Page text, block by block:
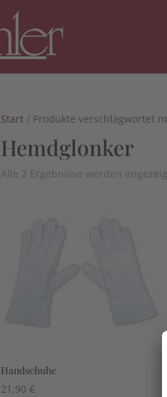
Start / Produkte verschlagwortet
Hemdglonker
Alle 2 Ergebnisse werden
Handschuhe
21,90€